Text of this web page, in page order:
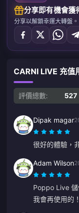
分享即有機會獲
分享以解鎖幸運大轉盤。
CARNI LIVE 充值
評價總數: 527
Dipak magar
很好的體驗，
Adam Wilson
Poppo Live 儲
我會再使用的！